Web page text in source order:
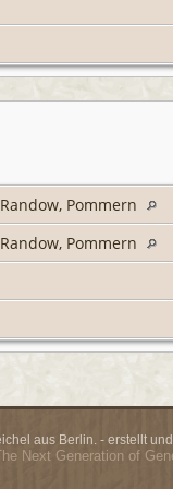
Pommern
Pommern
aus Berlin. - erstellt
Next Generation of